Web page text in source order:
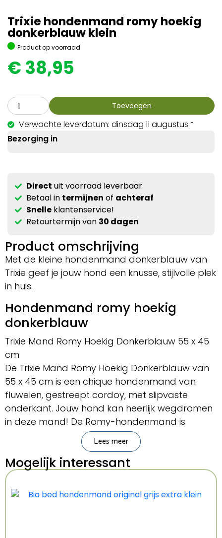
Trixie hondenmand romy hoekig
donkerblauw klein
Product op voorraad
€ 38,95
Toevoegen
Verwachte leverdatum: dinsdag 11 augustus *
Bezorging in
Direct uit voorraad leverbaar
Betaal in termijnen of achteraf
Snelleklantenservice!
Retourtermijn van 30 dagen
Product omschrijving
Met de kleine hondenmand donkerblauw van
Trixie geef je jouw hond een knusse, stijlvolle plek
in huis.
Hondenmand romy hoekig
donkerblauw
Trixie Mand Romy Hoekig Donkerblauw 55 x 45
cm
De Trixie Mand Romy Hoekig Donkerblauw van
55 x 45 cm is een chique hondenmand van
fluwelen, gestreept cordoy, met slipvaste
onderkant. Jouw hond kan heerlijk wegdromen
in deze mand! De Romy-hondenmand is
comfortabel gevuld voor veel steun en
voorzien van een rand om op of tegenaan te
steunen. De mand is bekleed met gestreept
fluwelen cordoy voor een chique uitstraling. De
slipvaste onderkant voorkomt schuiven bij het
in- en uitstappen en de mand heeft
Lees meer
Mogelijk interessant